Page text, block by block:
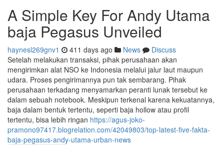
A Simple Key For Andy Utama
baja Pegasus Unveiled
haynesl269gnv1 411 days ago News
Discuss
Setelah melakukan transaksi, pihak perusahaan akan
mengirimkan alat NSO ke Indonesia melalui jalur laut maupun
udara. Proses pengirimannya pun tak sembarang. Pihak
perusahaan terkadang menyamarkan peranti lunak tersebut ke
dalam sebuah notebook. Meskipun terkenal karena kekuatannya,
baja dalam bentuk tertentu, seperti baja hollow atau profil
tertentu, bisa lebih ringan https://agus-joko-
pramono97417.blogrelation.com/42049803/top-latest-five-fakta-
baja-pegasus-andy-utama-urban-news